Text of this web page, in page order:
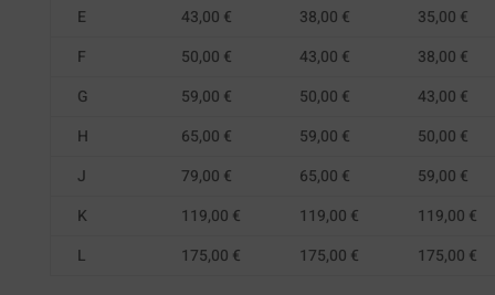
E
43,00 € 38,00 €
35,00 €
F
50,00 € 43,00 €
38,00 €
G
59,00 € 50,00 €
43,00 €
H
65,00 € 59,00 €
50,00 €
J
79,00 € 65,00 €
59,00 €
K
119,00 € 119,00 €
119,00 €
L
175,00 € 175,00 € 175,00 €